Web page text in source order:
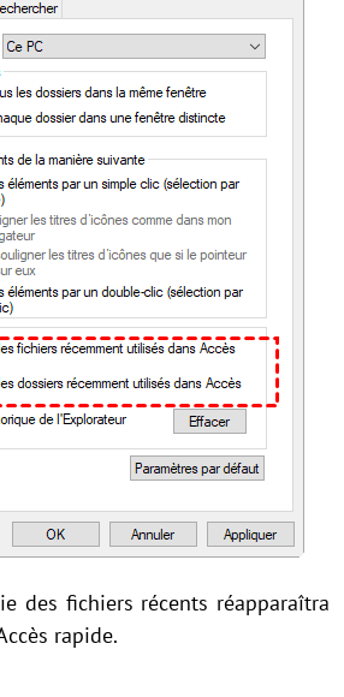
des fichiers récents réapparaîtra
rapide.